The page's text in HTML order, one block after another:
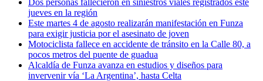
jueves en la región
Este martes 4 de agosto realizarán manifestación en Funza
para exigir justicia por el asesinato de joven
Motociclista fallece en accidente de tránsito en la Calle 80, a
pocos metros del puente de guadua
Alcaldía de Funza avanza en estudios y diseños para
invervenir vía ‘La Argentina’, hasta Celta